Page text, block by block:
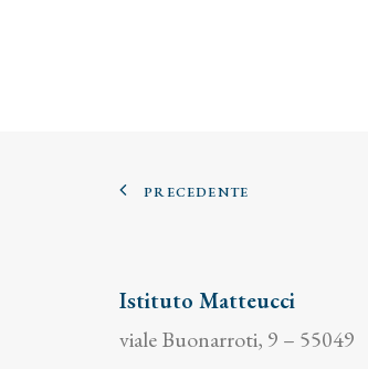
PRECEDENTE
Istituto Matteucci
viale Buonarroti, 9 – 55049